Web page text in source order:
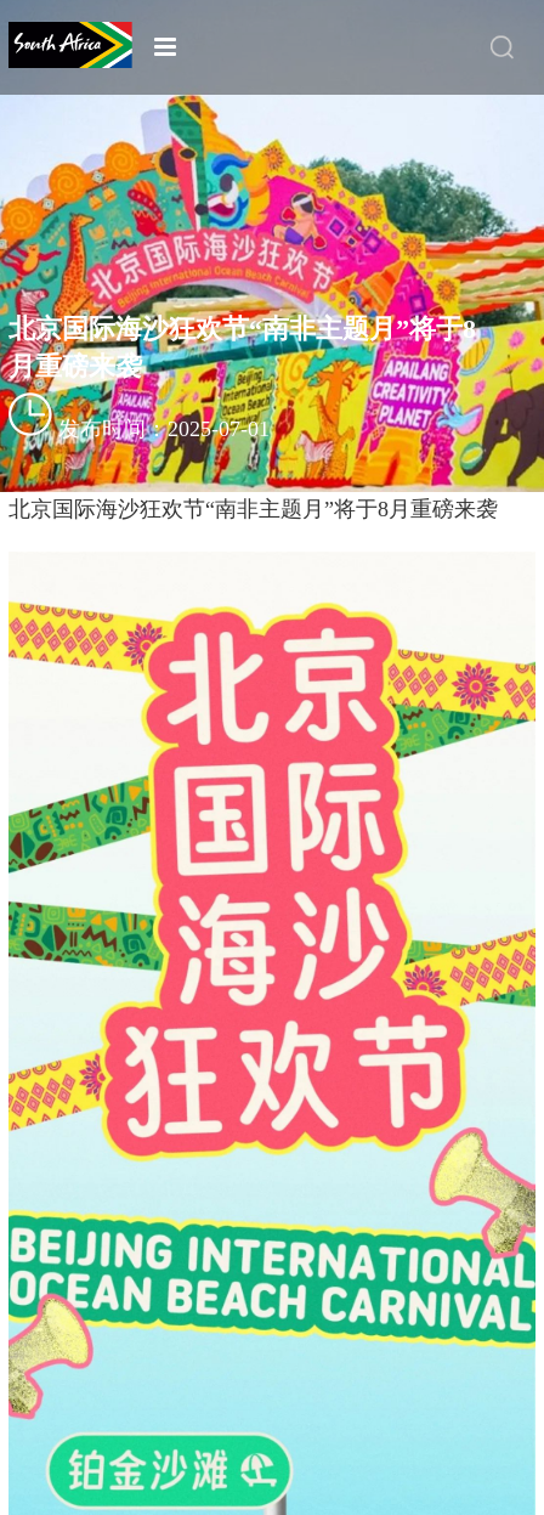
北京国际海沙狂欢节“南非主题月”将于8
月重磅来袭
发布时间：2025-07-01
北京国际海沙狂欢节“南非主题月”将于8月重磅来袭